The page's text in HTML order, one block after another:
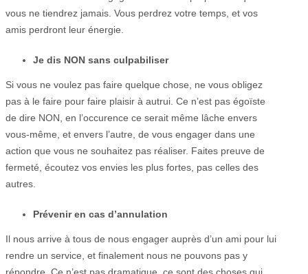
vous ne tiendrez jamais. Vous perdrez votre temps, et vos
amis perdront leur énergie.
Je dis NON sans culpabiliser
Si vous ne voulez pas faire quelque chose, ne vous obligez
pas à le faire pour faire plaisir à autrui. Ce n’est pas égoïste
de dire NON, en l’occurence ce serait même lâche envers
vous-même, et envers l’autre, de vous engager dans une
action que vous ne souhaitez pas réaliser. Faites preuve de
fermeté, écoutez vos envies les plus fortes, pas celles des
autres.
Prévenir en cas d’annulation
Il nous arrive à tous de nous engager auprès d’un ami pour lui
rendre un service, et finalement nous ne pouvons pas y